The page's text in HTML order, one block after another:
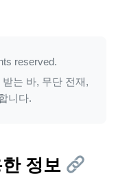
reserved.
는 바, 무단 전재,
니다.
정보